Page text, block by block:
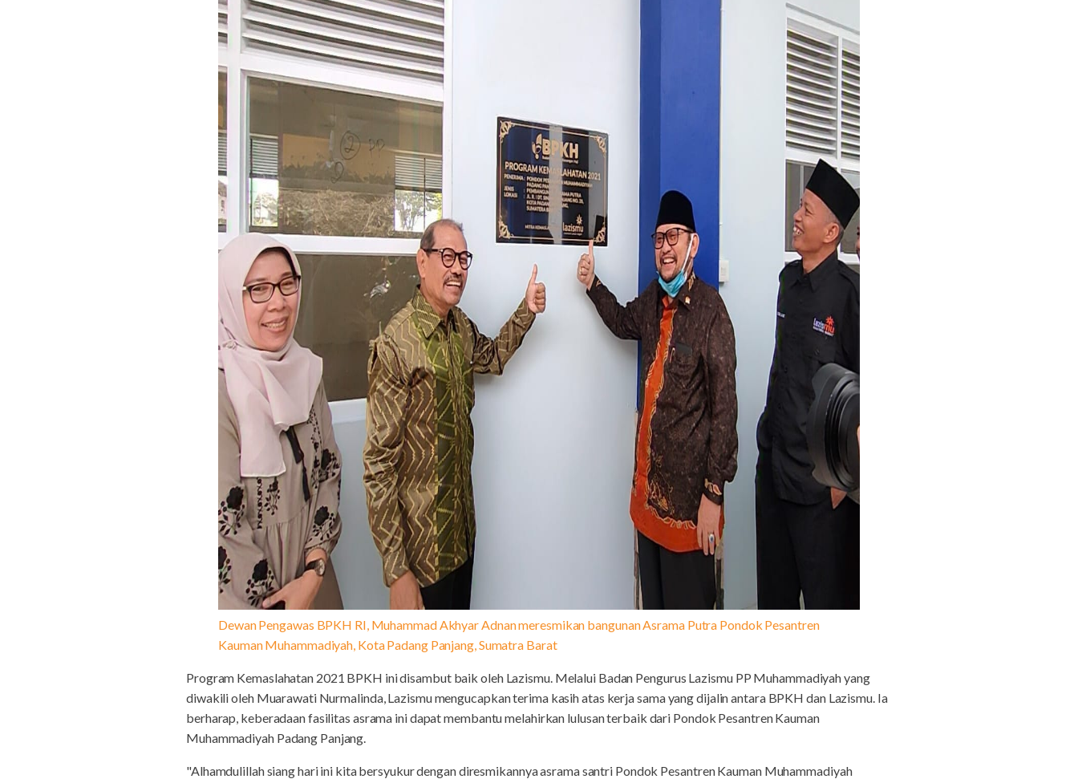
Dewan Pengawas BPKH RI, Muhammad Akhyar Adnan meresmikan bangunan Asrama Putra Pondok Pesantren
Kauman Muhammadiyah, Kota Padang Panjang, Sumatra Barat
Program Kemaslahatan 2021 BPKH ini disambut baik oleh Lazismu. Melalui Badan Pengurus Lazismu PP Muhammadiyah yang
diwakili oleh Muarawati Nurmalinda, Lazismu mengucapkan terima kasih atas kerja sama yang dijalin antara BPKH dan Lazismu. Ia
berharap, keberadaan fasilitas asrama ini dapat membantu melahirkan lulusan terbaik dari Pondok Pesantren Kauman
Muhammadiyah Padang Panjang.
"Alhamdulillah siang hari ini kita bersyukur dengan diresmikannya asrama santri Pondok Pesantren Kauman Muhammadiyah